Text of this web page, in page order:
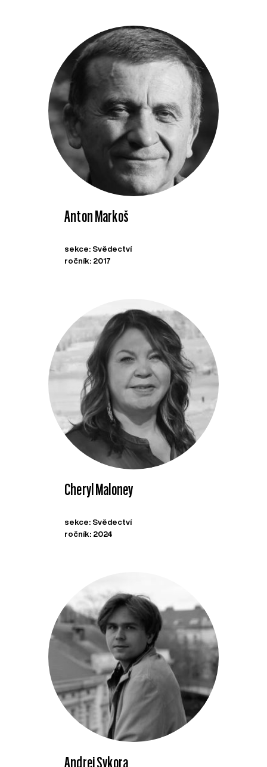
Anton Markoš
sekce: Svědectví
ročník: 2017
Cheryl Maloney
sekce: Svědectví
ročník: 2024
Andrej Sykora